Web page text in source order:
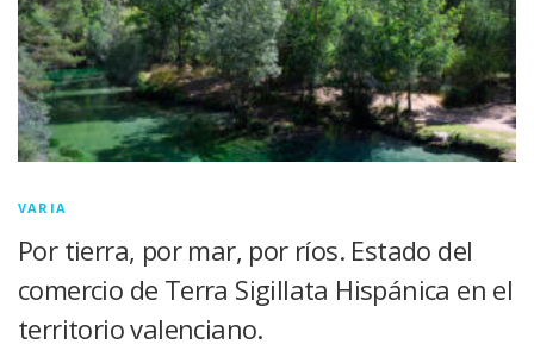
VARIA
Por tierra, por mar, por ríos. Estado del
comercio de Terra Sigillata Hispánica en el
territorio valenciano.